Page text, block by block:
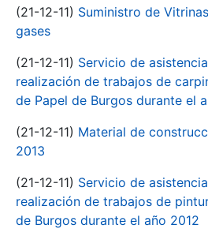
(21-12-11) Suministro de
gases
(21-12-11) Servicio de
realización de trabajos de
de Papel de Burgos durante el
(21-12-11) Material de
2013
(21-12-11) Servicio de
realización de trabajos de
de Burgos durante el año 2012